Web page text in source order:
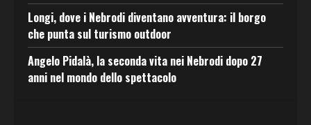
Longi, dove i Nebrodi diventano avventura: il borgo
che punta sul turismo outdoor
Angelo Pidalà, la seconda vita nei Nebrodi dopo 27
anni nel mondo dello spettacolo